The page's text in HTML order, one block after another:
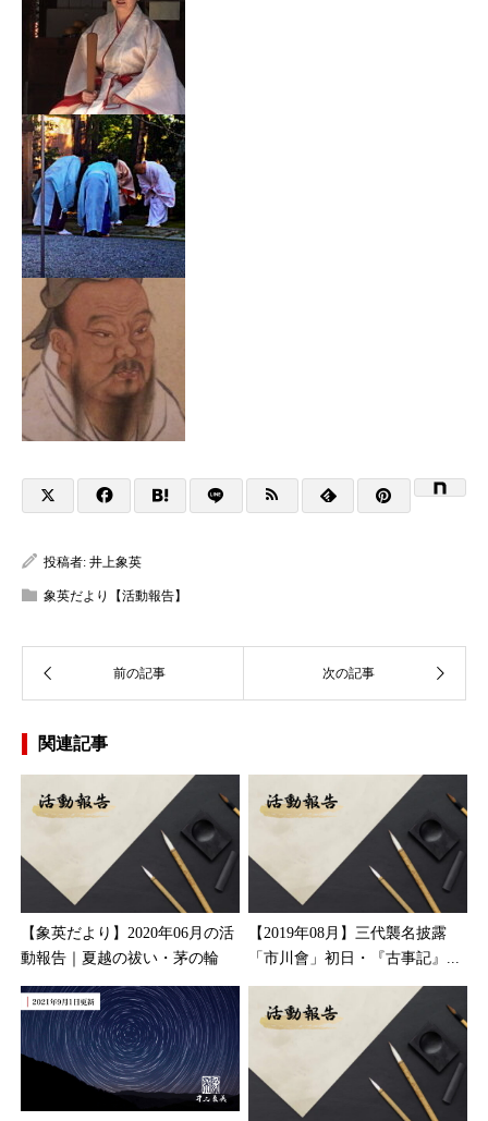
投稿者: 井上象英
象英だより【活動報告】
関連記事
【象英だより】2020年06月の活
動報告｜夏越の祓い・茅の輪
【2019年08月】三代襲名披露
「市川會」初日・『古事記』...